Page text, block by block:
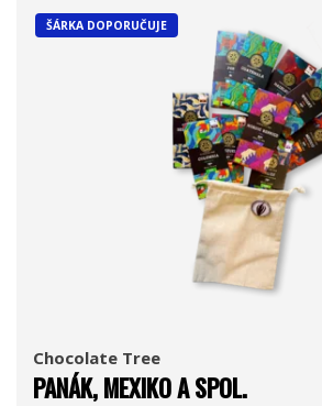
ŠÁRKA DOPORUČUJE
Chocolate Tree
PANÁK, MEXIKO A SPOL.